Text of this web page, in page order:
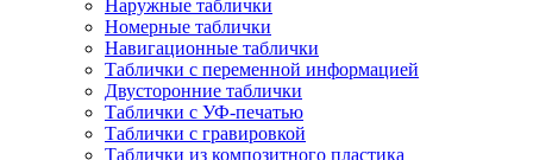
Наружные таблички
Номерные таблички
Навигационные таблички
Таблички с переменной информацией
Двусторонние таблички
Таблички с УФ-печатью
Таблички с гравировкой
Таблички из композитного пластика